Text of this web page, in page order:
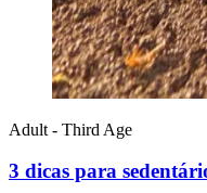
Adult - Third Age
3 dicas para